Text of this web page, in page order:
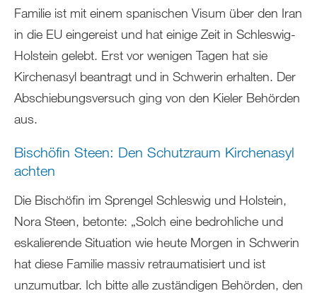
Familie ist mit einem spanischen Visum über den Iran
in die EU eingereist und hat einige Zeit in Schleswig-
Holstein gelebt. Erst vor wenigen Tagen hat sie
Kirchenasyl beantragt und in Schwerin erhalten. Der
Abschiebungsversuch ging von den Kieler Behörden
aus.
Bischöfin Steen: Den Schutzraum Kirchenasyl
achten
Die Bischöfin im Sprengel Schleswig und Holstein,
Nora Steen, betonte: „Solch eine bedrohliche und
eskalierende Situation wie heute Morgen in Schwerin
hat diese Familie massiv retraumatisiert und ist
unzumutbar. Ich bitte alle zuständigen Behörden, den